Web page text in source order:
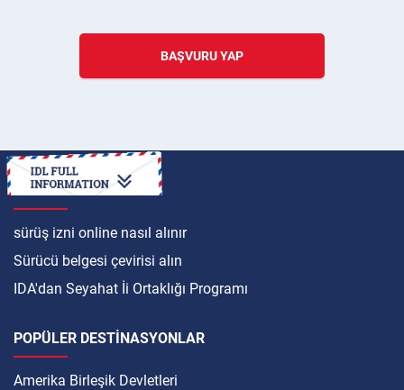
BAŞVURU YAP
ULUSLARARASI
sürüş izni online nasıl alınır
Sürücü belgesi çevirisi alın
IDA'dan Seyahat İi Ortaklığı Programı
POPÜLER DESTINASYONLAR
Amerika Birleşik Devletleri